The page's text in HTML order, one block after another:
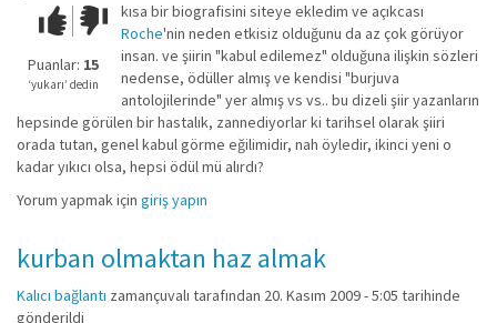
Çok iyi!O
kadar
iyi
değil!
Puanlar: 15
‘yukarı’ dedin
kısa bir biografisini siteye ekledim ve açıkcası
Roche'nin neden etkisiz olduğunu da az çok görüyor
insan. ve şiirin "kabul edilemez" olduğuna ilişkin sözleri
nedense, ödüller almış ve kendisi "burjuva
antolojilerinde" yer almış vs vs.. bu dizeli şiir yazanların
hepsinde görülen bir hastalık, zannediyorlar ki tarihsel olarak şiiri
orada tutan, genel kabul görme eğilimidir, nah öyledir, ikinci yeni o
kadar yıkıcı olsa, hepsi ödül mü alırdı?
Yorum yapmak için giriş yapın
kurban olmaktan haz almak
Kalıcı bağlantı zamançuvalı tarafından 20. Kasım 2009 - 5:05 tarihinde
gönderildi